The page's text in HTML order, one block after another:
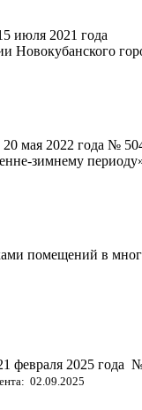
июля 2021 года
мая 2022 года №
зимнему
помещений в
февраля 2025 года
02.09.2025